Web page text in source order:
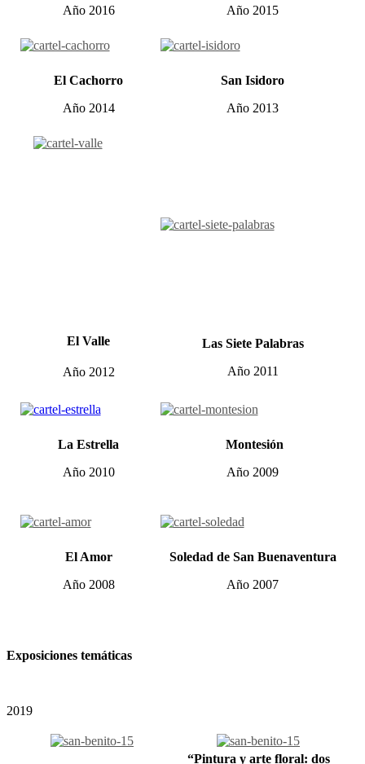
Año 2016
Año 2015
El Cachorro
Año 2014
San Isidoro
Año 2013
El Valle
Año 2012
Las Siete Palabras
Año 2011
La Estrella
Año 2010
Montesión
Año 2009
El Amor
Año 2008
Soledad de San Buenaventura
Año 2007
Exposiciones temáticas
2019
“Pintura y arte floral: dos